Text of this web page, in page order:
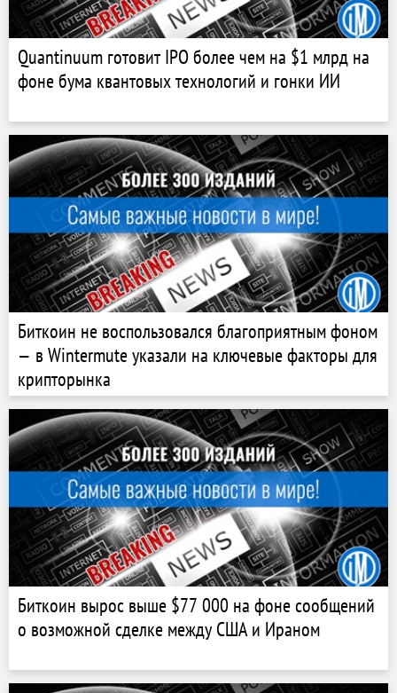
Quantinuum готовит IPO более чем на $1 млрд на
фоне бума квантовых технологий и гонки ИИ
Биткоин не воспользовался благоприятным фоном
— в Wintermute указали на ключевые факторы для
крипторынка
Биткоин вырос выше $77 000 на фоне сообщений
о возможной сделке между США и Ираном